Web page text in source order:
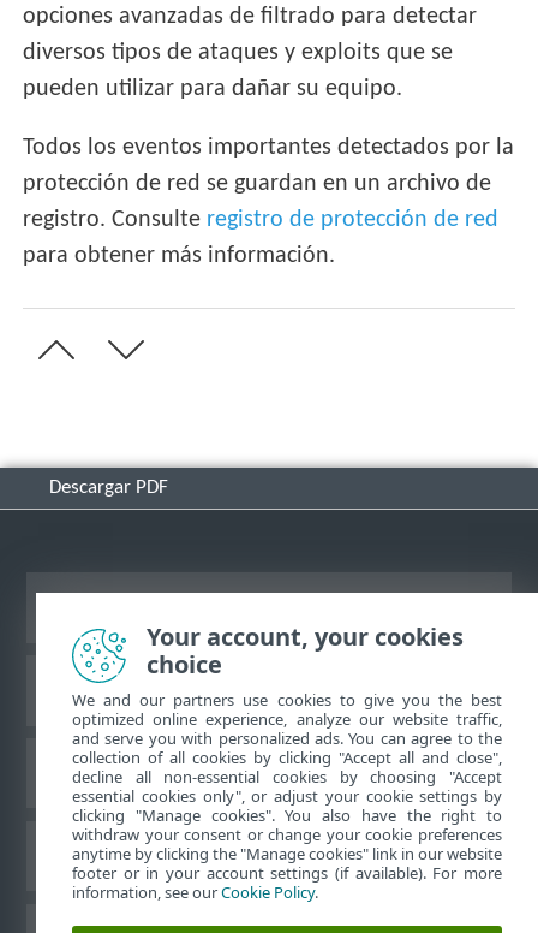
opciones avanzadas de filtrado para detectar
diversos tipos de ataques y exploits que se
pueden utilizar para dañar su equipo.
Todos los eventos importantes detectados por la
protección de red se guardan en un archivo de
registro. Consulte registro de protección de red
para obtener más información.
Descargar PDF
Base de conocimiento de ESET
Foro de ESET
Soporte regional
Your account, your cookies
choice
We and our partners use cookies to give you the best
optimized online experience, analyze our website traffic,
and serve you with personalized ads. You can agree to the
collection of all cookies by clicking "Accept all and close",
decline all non-essential cookies by choosing "Accept
essential cookies only", or adjust your cookie settings by
clicking "Manage cookies". You also have the right to
withdraw your consent or change your cookie preferences
anytime by clicking the "Manage cookies" link in our website
footer or in your account settings (if available). For more
information, see ourCookie Policy.